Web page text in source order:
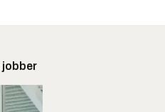
jobber